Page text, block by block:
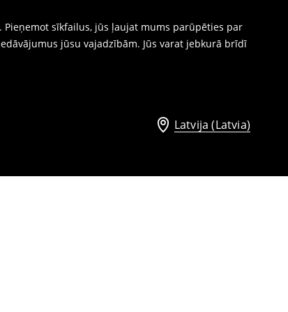
sīkfailus, jūs ļaujat mums parūpēties par
jūsu vajadzībām. Jūs varat jebkurā brīdī
Latvija (Latvia)